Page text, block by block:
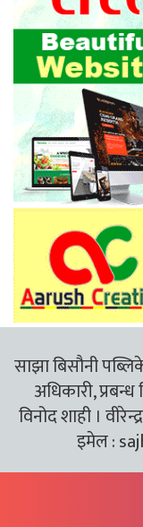
साझा बिसौनी
अधिकारी,
विनोद शाही ।
इमेल :